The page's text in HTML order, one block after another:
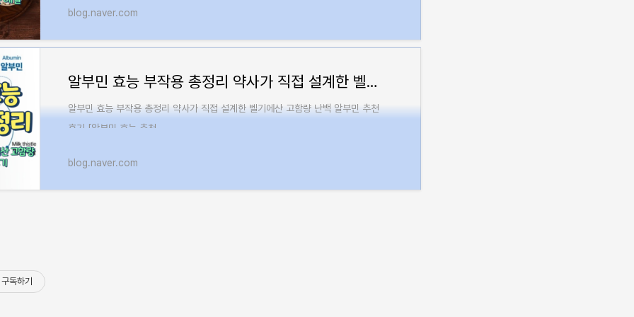
blog.naver.com
알부민 효능 부작용 총정리 약사가 직접 설계한 벨기에산 고함량 난백 알부민 추천 후기
알부민 효능 부작용 총정리 약사가 직접 설계한 벨기에산 고함량 난백 알부민 추천
후기 [알부민 효능 추천...
blog.naver.com
구독하기